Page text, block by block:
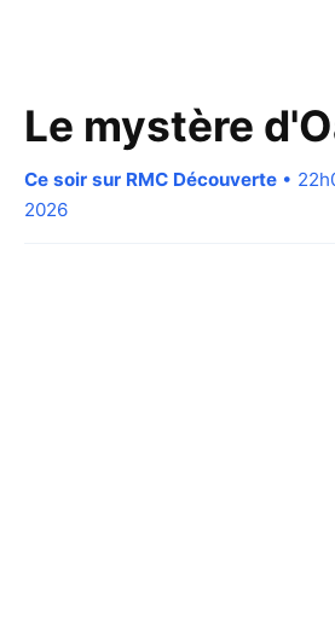
Le mystère
Ce soir sur RMC Découverte •
2026